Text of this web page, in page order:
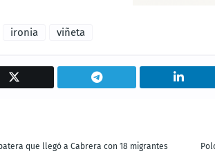
ironia viñeta
que llegó a Cabrera con 18 migrantes